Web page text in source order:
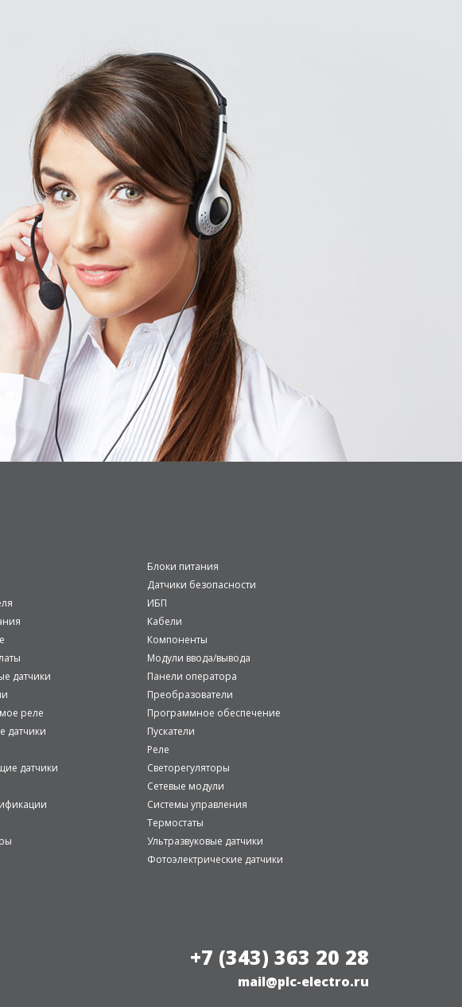
Блоки питания
Датчики безопасности
ИБП
Кабели
Компоненты
Модули ввода/вывода
датчики
Панели оператора
Преобразователи
реле
Программное обеспечение
датчики
Пускатели
Реле
датчики
Светорегуляторы
Сетевые модули
Системы управления
Термостаты
Ультразвуковые датчики
Фотоэлектрические датчики
+7 (343) 363 20 28
mail@plc-electro.ru